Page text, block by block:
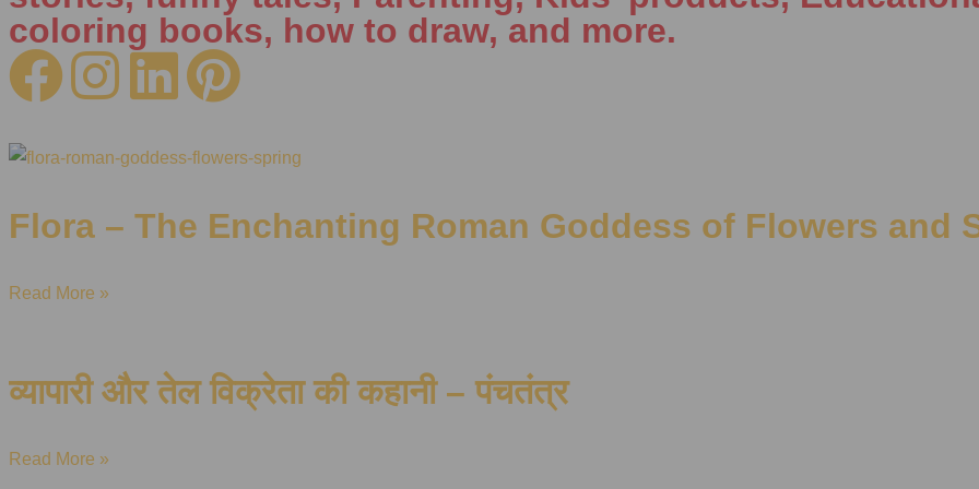
coloring books, how to draw, and more.
Flora – The Enchanting Roman Goddess of Flowers and
Read More »
व्यापारी और तेल विक्रेता की कहानी – पंचतंत्र
Read More »